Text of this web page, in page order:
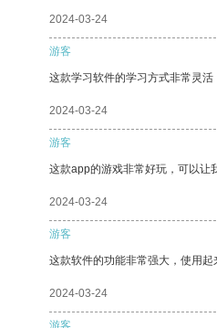
2024-03-24
游客
这款学习软件的学习方式非常灵
2024-03-24
游客
这款app的游戏非常好玩，可以让
2024-03-24
游客
这款软件的功能非常强大，使用起
2024-03-24
游客